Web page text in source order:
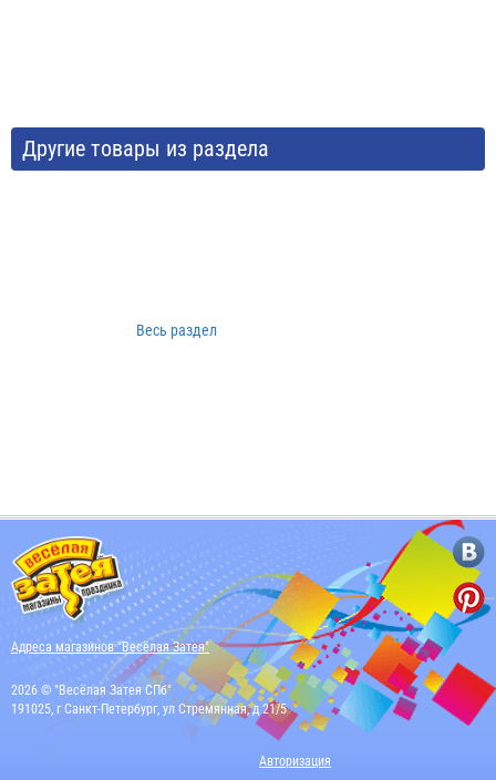
Другие товары из раздела
Весь раздел
Адреса магазинов "Весёлая Затея"
2026 © "Весёлая Затея СПб"
191025, г Санкт-Петербург, ул Стремянная, д 21/5
Авторизация